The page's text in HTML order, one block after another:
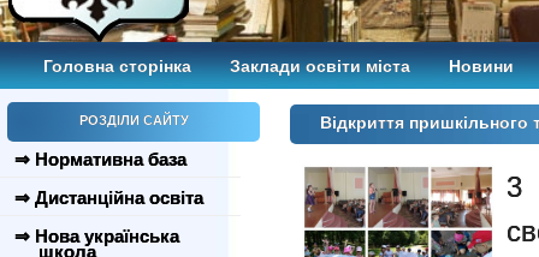
Головна сторінка Заклади освіти міста Новини
РОЗДІЛИ САЙТУ
⇒ Нормативна база
⇒ Дистанційна освіта
⇒ Нова українська
школа
Відкриття
3